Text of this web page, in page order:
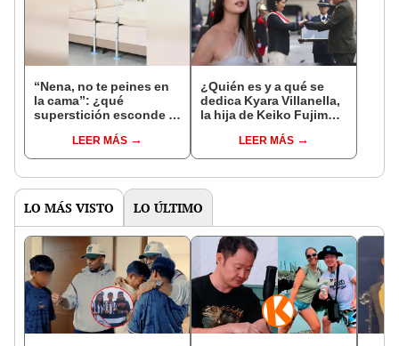
“Nena, no te peines en
la cama”: ¿qué
superstición esconde la
Enanitos Verdes?
LEER MÁS
¿Quién es y a qué se
dedica Kyara Villanella,
la hija de Keiko Fujimori
nivel nacional?
LEER MÁS
LO MÁS VISTO LO ÚLTIMO